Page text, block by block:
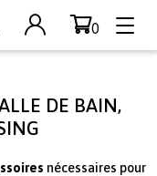
0
DE BAIN,
nécessaires pour